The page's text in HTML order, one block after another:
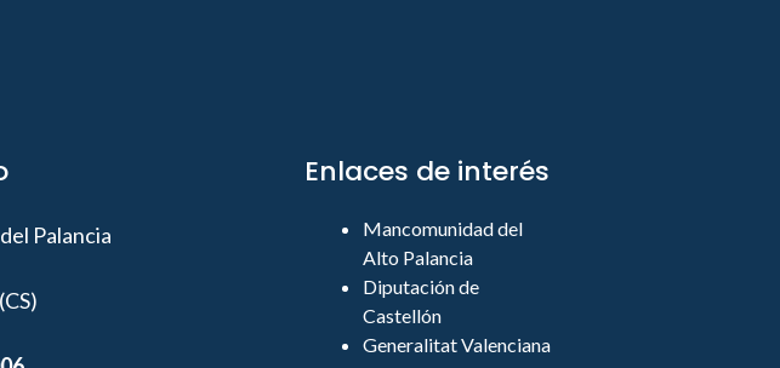
Palancia
Enlaces de interés
Mancomunidad del
Alto Palancia
Diputación de
Castellón
Generalitat Valenciana